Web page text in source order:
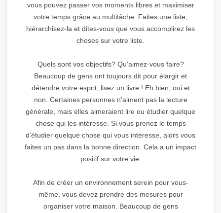
vous pouvez passer vos moments libres et maximiser
votre temps grâce au multitâche. Faites une liste,
hiérarchisez-la et dites-vous que vous accomplirez les
choses sur votre liste.
Quels sont vos objectifs? Qu'aimez-vous faire?
Beaucoup de gens ont toujours dit pour élargir et
détendre votre esprit, lisez un livre ! Eh bien, oui et
non. Certaines personnes n'aiment pas la lecture
générale, mais elles aimeraient lire ou étudier quelque
chose qui les intéresse. Si vous prenez le temps
d'étudier quelque chose qui vous intéresse, alors vous
faites un pas dans la bonne direction. Cela a un impact
positif sur votre vie.
Afin de créer un environnement serein pour vous-
même, vous devez prendre des mesures pour
organiser votre maison. Beaucoup de gens